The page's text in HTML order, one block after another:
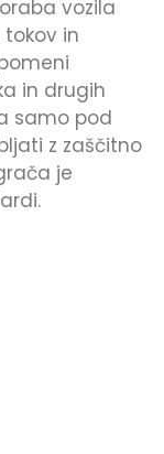
vozila
in
in drugih
samo pod
z zaščitno
je